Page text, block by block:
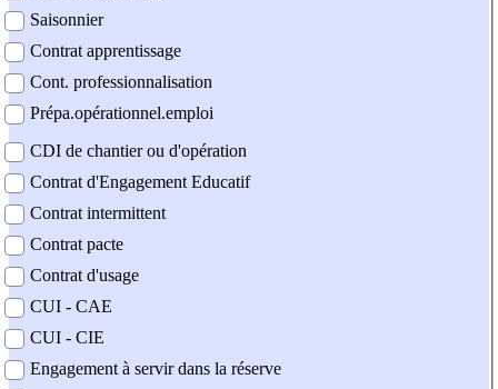
Saisonnier
Contrat apprentissage
Cont. professionnalisation
Prépa.opérationnel.emploi
CDI de chantier ou d'opération
Contrat d'Engagement Educatif
Contrat intermittent
Contrat pacte
Contrat d'usage
CUI - CAE
CUI - CIE
Engagement à servir dans la réserve